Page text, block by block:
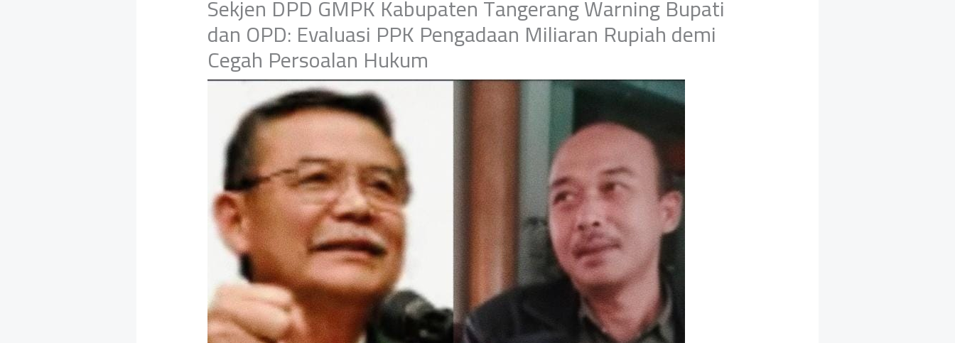
Sekjen DPD GMPK Kabupaten Tangerang Warning Bupati
dan OPD: Evaluasi PPK Pengadaan Miliaran Rupiah demi
Cegah Persoalan Hukum